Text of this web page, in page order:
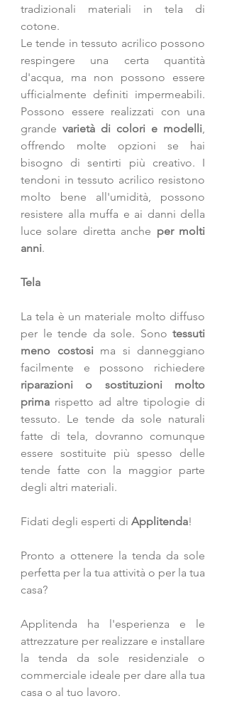
tradizionali materiali in tela di
cotone.
Le tende in tessuto acrilico possono
respingere una certa quantità
d'acqua, ma non possono essere
ufficialmente definiti impermeabili.
Possono essere realizzati con una
grande varietà di colori e modelli,
offrendo molte opzioni se hai
bisogno di sentirti più creativo. I
tendoni in tessuto acrilico resistono
molto bene all'umidità, possono
resistere alla muffa e ai danni della
luce solare diretta anche per molti
anni.
Tela
La tela è un materiale molto diffuso
per le tende da sole. Sono tessuti
meno costosi ma si danneggiano
riparazioni o sostituzioni molto
prima rispetto ad altre tipologie di
tessuto. Le tende da sole naturali
fatte di tela, dovranno comunque
essere sostituite più spesso delle
tende fatte con la maggior parte
degli altri materiali.
Fidati degli esperti di Applitenda!
Pronto a ottenere la tenda da sole
perfetta per la tua attività o per la tua
casa?
Applitenda ha l'esperienza e le
attrezzature per realizzare e installare
la tenda da sole residenziale o
commerciale ideale per dare alla tua
casa o al tuo lavoro.